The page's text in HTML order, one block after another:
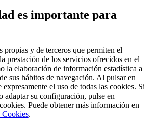
y 1 longitudinal sobre un punto
y 1 longitudinal sobre un punto
en ángulo y 1 longitudinal sobre un
y mandibulares
es importante para
propias y de terceros que permiten el
prestación de los servicios ofrecidos en el
la elaboración de información estadística a
sus hábitos de navegación. Al pulsar en
el uso de todas las cookies. Si
adaptar su configuración, pulse en
Puede obtener más información en
Cookies.